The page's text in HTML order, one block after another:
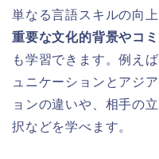
単なる言語スキルの向上
重要な文化的背景やコ
も学習できます。例え
ュニケーションとアジ
ョンの違いや、相手の
択などを学べます。